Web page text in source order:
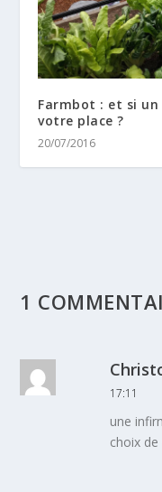
Farmbot : et si
votre place ?
20/07/2016
1
17:11
une
choix